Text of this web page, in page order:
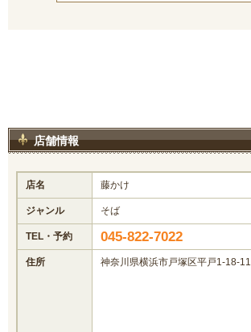
店舗情報
店名 藤かけ
ジャンル そば
TEL・予約 045-822-7022
住所 神奈川県横浜市戸塚区平戸1-18-11